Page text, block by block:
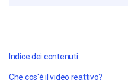
Indice dei contenuti
Che cos'è il video reattivo?